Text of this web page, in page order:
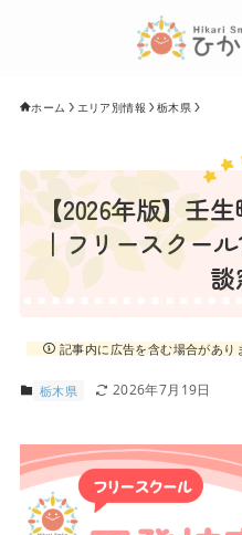
ホーム エリア別情報 栃木県
【2026年版】壬
｜フリースクー
談
記事内に広告を含む場合があり
栃木県 2026年7月19日